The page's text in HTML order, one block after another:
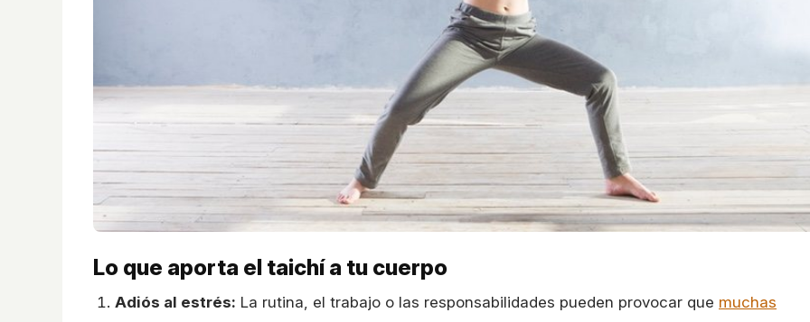
Lo que aporta el taichí a tu cuerpo
Adiós al estrés: La rutina, el trabajo o las responsabilidades pueden provocar que muchas